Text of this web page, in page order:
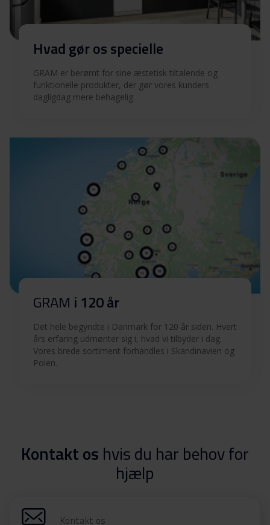
Hvad gør os specielle
GRAM er berømt for sine æstetisk tiltalende og
funktionelle produkter, der gør vores kunders
dagligdag mere behagelig.
GRAM i 120 år
Det hele begyndte i Danmark for 120 år siden. Hvert
års erfaring udmønter sig i, hvad vi tilbyder i dag.
Vores brede sortiment forhandles i Skandinavien og
Polen.
Kontakt os hvis du har behov for
hjælp
Kontakt os